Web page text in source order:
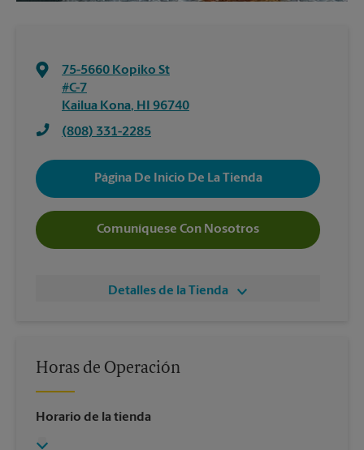
75-5660 Kopiko St
#C-7
Kailua Kona, HI
96740
(808) 331-2285
Página De Inicio De La Tienda
Comuníquese Con Nosotros
Detalles de la Tienda
Horas de Operación
Horario de la tienda